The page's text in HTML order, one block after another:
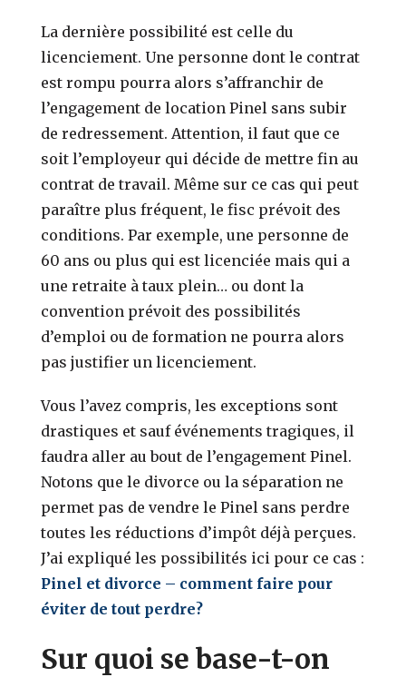
La dernière possibilité est celle du
licenciement. Une personne dont le contrat
est rompu pourra alors s’affranchir de
l’engagement de location Pinel sans subir
de redressement. Attention, il faut que ce
soit l’employeur qui décide de mettre fin au
contrat de travail. Même sur ce cas qui peut
paraître plus fréquent, le fisc prévoit des
conditions. Par exemple, une personne de
60 ans ou plus qui est licenciée mais qui a
une retraite à taux plein… ou dont la
convention prévoit des possibilités
d’emploi ou de formation ne pourra alors
pas justifier un licenciement.
Vous l’avez compris, les exceptions sont
drastiques et sauf événements tragiques, il
faudra aller au bout de l’engagement Pinel.
Notons que le divorce ou la séparation ne
permet pas de vendre le Pinel sans perdre
toutes les réductions d’impôt déjà perçues.
J’ai expliqué les possibilités ici pour ce cas :
Pinel et divorce – comment faire pour
éviter de tout perdre?
Sur quoi se base-t-on